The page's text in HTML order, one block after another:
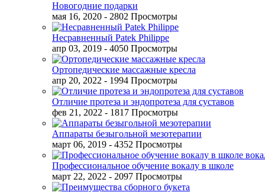
Новогодние подарки
мая 16, 2020 - 2802 Просмотры
Несравненный Patek Philippe
апр 03, 2019 - 4050 Просмотры
Ортопедические массажные кресла
апр 20, 2022 - 1994 Просмотры
Отличие протеза и эндопротеза для суставов
фев 21, 2022 - 1817 Просмотры
Аппараты безыгольной мезотерапии
март 06, 2019 - 4352 Просмотры
Профессиональное обучение вокалу в школе
март 22, 2022 - 2097 Просмотры